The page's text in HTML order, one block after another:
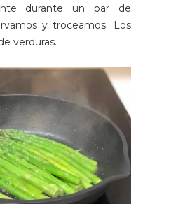
durante un par de
y troceamos. Los
verduras.